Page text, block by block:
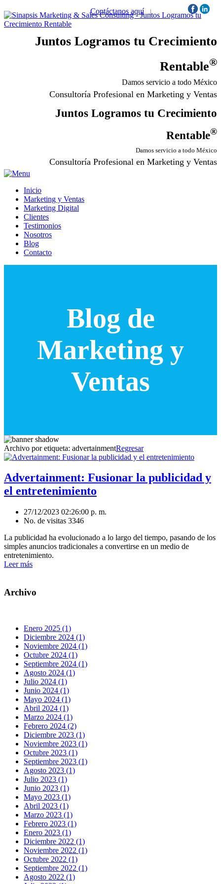
Contáctanos aquí | Síguenos:
Juntos Logramos tu Crecimiento
Rentable®
Damos servicio a todo México
Consultoría Profesional en Marketing y Ventas
Juntos Logramos tu Crecimiento
Rentable®
Damos servicio a todo México
Consultoría Profesional en Marketing y Ventas
Inicio
Marketing y Ventas
Marketing Digital
Clientes
Testimonios
Nosotros
Blog
Contacto
Blog de
Marketing y
Ventas
Archivo por etiqueta: advertainmentRegresar
Advertainment: Fusionar la publicidad y
el entretenimiento
27/12/2023 02:26:00 p. m.
No. de visitas 3346
La publicidad ha evolucionado a lo largo del tiempo, pasando de los
simples anuncios tradicionales a convertirse en un medio de
entretenimiento.
Leer más
Archivo
Enero 2025 (1)
Diciembre 2024 (1)
Noviembre 2024 (1)
Octubre 2024 (1)
Septiembre 2024 (1)
Agosto 2024 (1)
Julio 2024 (1)
Junio 2024 (1)
Mayo 2024 (1)
Abril 2024 (1)
Marzo 2024 (1)
Febrero 2024 (2)
Diciembre 2023 (1)
Noviembre 2023 (1)
Octubre 2023 (1)
Septiembre 2023 (1)
Agosto 2023 (1)
Julio 2023 (1)
Junio 2023 (1)
Mayo 2023 (1)
Abril 2023 (1)
Marzo 2023 (1)
Febrero 2023 (1)
Enero 2023 (1)
Diciembre 2022 (1)
Noviembre 2022 (1)
Octubre 2022 (1)
Septiembre 2022 (1)
Agosto 2022 (1)